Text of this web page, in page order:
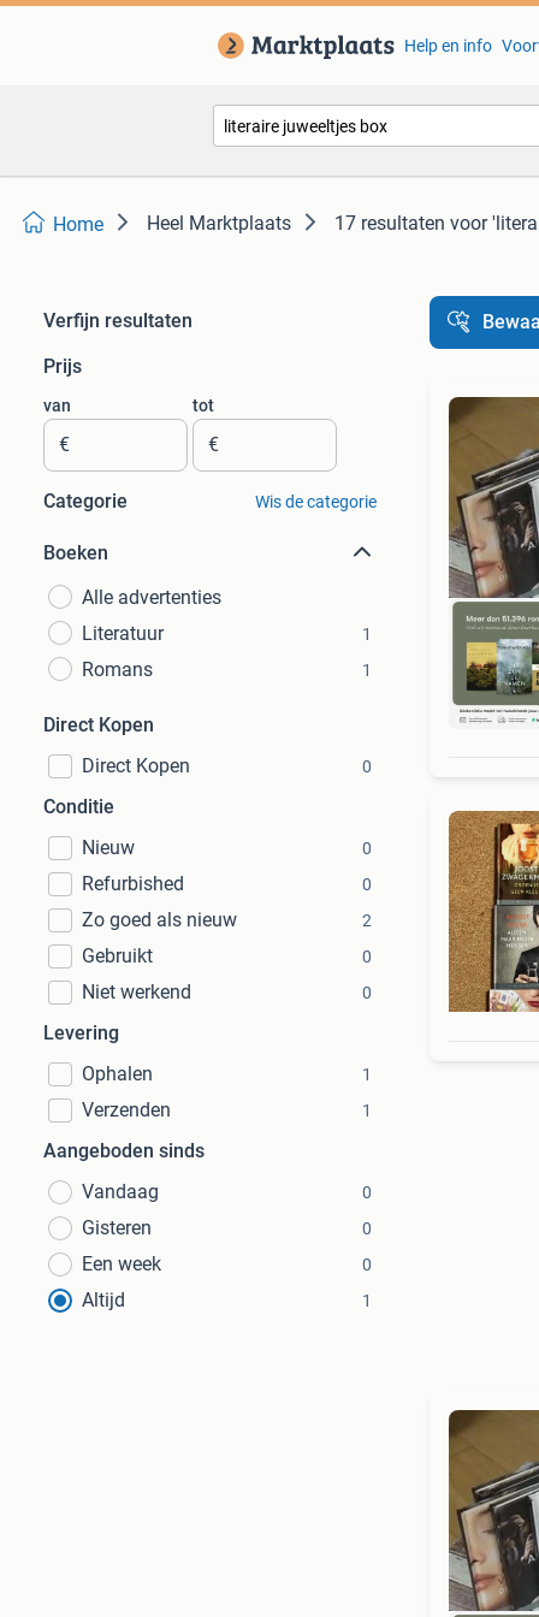
Help en info
Home Heel Marktplaats 17 resultaten voor
Verfijn resultaten
Prijs
van
€
tot
€
Categorie Wis de categorie
Boeken
Alle advertenties
Literatuur
1
Romans 1
Direct Kopen
Direct Kopen
0
Conditie
Nieuw
0
Refurbished 0
Zo goed als nieuw 2
Gebruikt 0
Niet werkend 0
Levering
Ophalen
1
Verzenden 1
Aangeboden sinds
Vandaag
0
Gisteren 0
Een week 0
Altijd 1